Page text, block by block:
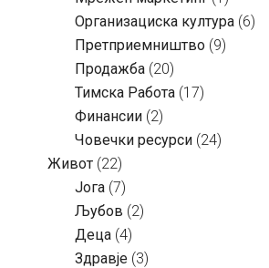
Организациска култура (6)
Претприемништво (9)
Продажба (20)
Тимска Работа (17)
Финансии (2)
Човечки ресурси (24)
Живот (22)
Јога (7)
Љубов (2)
Деца (4)
Здравје (3)